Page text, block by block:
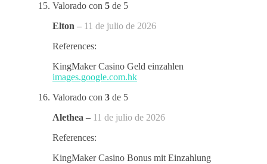
Valorado con 5 de 5
Elton – 11 de julio de 2026
References:
KingMaker Casino Geld einzahlen
images.google.com.hk
Valorado con 3 de 5
Alethea – 11 de julio de 2026
References:
KingMaker Casino Bonus mit Einzahlung